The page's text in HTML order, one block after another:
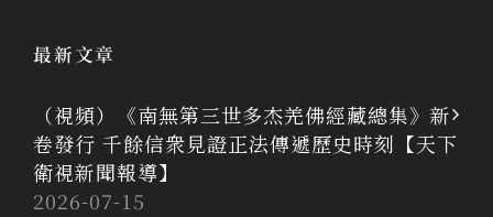
最新文章
（視頻）《南無第三世多杰羌佛經藏總集》新
卷發行 千餘信衆見證正法傳遞歷史時刻【天下
衛視新聞報導】
2026-07-15